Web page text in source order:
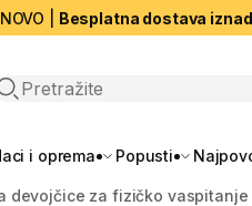
| Besplatna dostava
search
i oprema Popusti
devojčice za fizičko vaspitanje